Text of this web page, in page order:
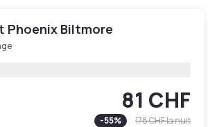
Phoenix Biltmore
81 CHF
-55% 178 CHFla nuit